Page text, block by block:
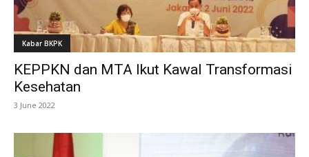
Kabar BKPK
KEPPKN dan MTA Ikut Kawal Transformasi
Kesehatan
3 June 2022